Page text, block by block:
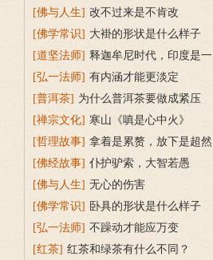
[佛与人生] 改不过来是不肯改
[佛学常识] 大褂的形状是什么样子
的？
[道坚法师] 释迦牟尼时代，印度是一
个怎样的社会？
[弘一法师] 有内涵才能更淡定
[普洱茶] 为什么普洱茶要做成紧压
茶？
[禅宗文化] 寒山《嗔是心中火》
[哲理故事] 拿着是累赘，放下是超然
[佛经故事] 仆护驴索，大智若愚
[佛与人生] 无心的伤害
[佛学常识] 卧具的形状是什么样子
的？
[弘一法师] 不躁动才能应万变
[红茶] 红茶和绿茶有什么不同？